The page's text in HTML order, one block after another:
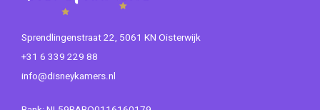
Sprendlingenstraat 22, 5061 KN Oisterwijk
+31 6 339 229 88
info@disneykamers.nl